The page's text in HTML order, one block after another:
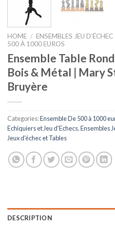
HOME / ENSEMBLES JEU
500 À 1000 EUROS
Ensemble Table
Bois & Métal | Mary
Bruyère
Categories:Ensemble De 500 à 1000
Echiquiers et Jeu d'Echecs,Ensembles
Jeux d'échec et Tables
DESCRIPTION